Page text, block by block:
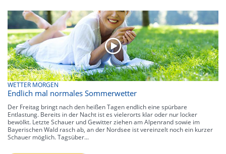
WETTER MORGEN
Endlich mal normales Sommerwetter
Der Freitag bringt nach den heißen Tagen endlich eine spürbare
Entlastung. Bereits in der Nacht ist es vielerorts klar oder nur locker
bewölkt. Letzte Schauer und Gewitter ziehen am Alpenrand sowie im
Bayerischen Wald rasch ab, an der Nordsee ist vereinzelt noch ein kurzer
Schauer möglich. Tagsüber...